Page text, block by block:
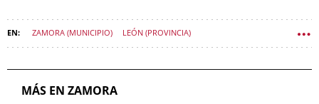
ZAMORA (MUNICIPIO) LEÓN (PROVINCIA)
MÁS EN ZAMORA